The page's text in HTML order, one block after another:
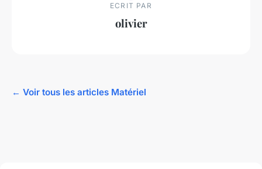
ECRIT PAR
olivier
← Voir tous les articles Matériel